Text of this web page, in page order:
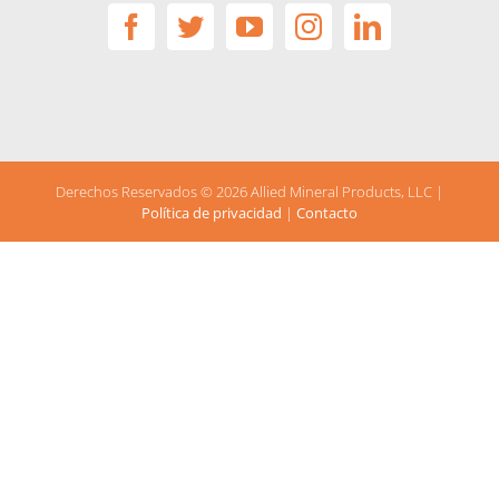
Derechos Reservados ©2026 Allied Mineral Products, LLC |
Política de privacidad | Contacto